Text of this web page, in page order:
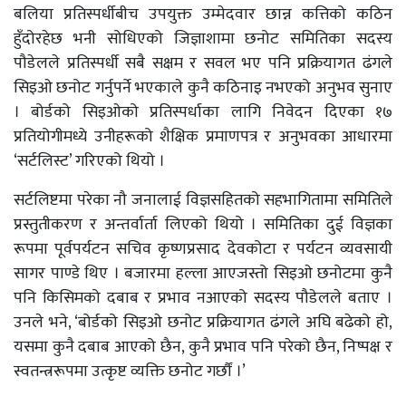
बलिया प्रतिस्पर्धीबीच उपयुक्त उम्मेदवार छान्न कत्तिको कठिन
हुँदोरहेछ भनी सोधिएको जिज्ञाशामा छनोट समितिका सदस्य
पौडेलले प्रतिस्पर्धी सबै सक्षम र सवल भए पनि प्रक्रियागत ढंगले
सिइओ छनोट गर्नुपर्ने भएकाले कुनै कठिनाइ नभएको अनुभव सुनाए
। बोर्डको सिइओको प्रतिस्पर्धाका लागि निवेदन दिएका १७
प्रतियोगीमध्ये उनीहरूको शैक्षिक प्रमाणपत्र र अनुभवका आधारमा
‘सर्टलिस्ट’ गरिएको थियो ।
सर्टलिष्टमा परेका नौ जनालाई विज्ञसहितको सहभागितामा समितिले
प्रस्तुतीकरण र अन्तर्वार्ता लिएको थियो । समितिका दुई विज्ञका
रूपमा पूर्वपर्यटन सचिव कृष्णप्रसाद देवकोटा र पर्यटन व्यवसायी
सागर पाण्डे थिए । बजारमा हल्ला आएजस्तो सिइओ छनोटमा कुनै
पनि किसिमको दबाब र प्रभाव नआएको सदस्य पौडेलले बताए ।
उनले भने, ‘बोर्डको सिइओ छनोट प्रक्रियागत ढंगले अघि बढेको हो,
यसमा कुनै दबाब आएको छैन, कुनै प्रभाव पनि परेको छैन, निष्पक्ष र
स्वतन्त्ररूपमा उत्कृष्ट व्यक्ति छनोट गर्छौं ।’